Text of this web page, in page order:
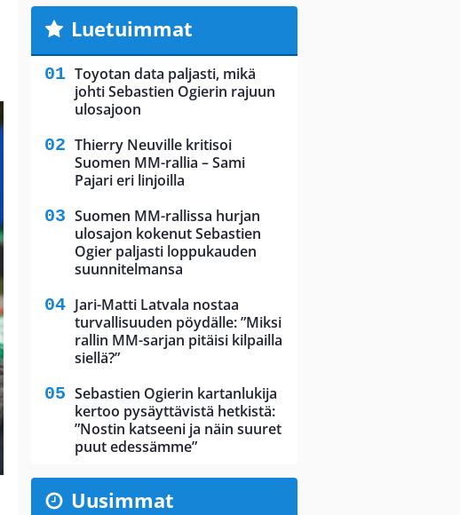
Luetuimmat
Toyotan data paljasti, mikä
johti Sebastien Ogierin rajuun
ulosajoon
Thierry Neuville kritisoi
Suomen MM-rallia – Sami
Pajari eri linjoilla
Suomen MM-rallissa hurjan
ulosajon kokenut Sebastien
Ogier paljasti loppukauden
suunnitelmansa
Jari-Matti Latvala nostaa
turvallisuuden pöydälle: ”Miksi
rallin MM-sarjan pitäisi kilpailla
siellä?”
Sebastien Ogierin kartanlukija
kertoo pysäyttävistä hetkistä:
”Nostin katseeni ja näin suuret
puut edessämme”
Uusimmat